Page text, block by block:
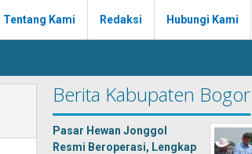
Tentang Kami Redaksi Hubungi Kami
Berita Kabupaten Bogor
Pasar Hewan Jonggol
Resmi Beroperasi, Lengkap